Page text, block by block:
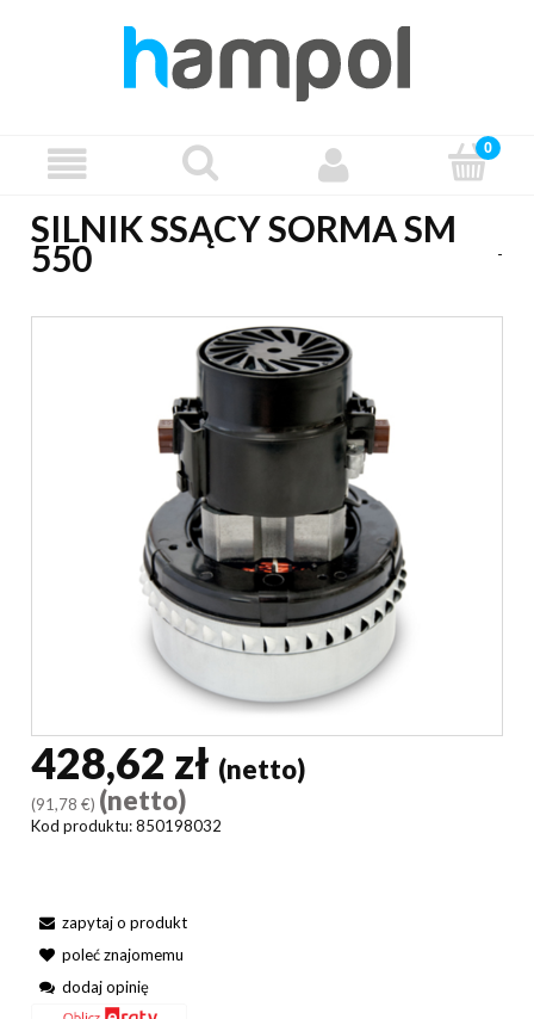
SILNIK SSĄCY SORMA SM
550 -
428,62 zł (netto)
(91,78 €) (netto)
Kod produktu:850198032
zapytaj o produkt
poleć znajomemu
dodaj opinię